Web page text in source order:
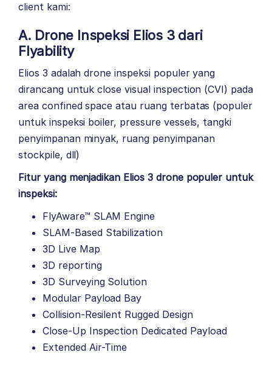
client kami:
A. Drone Inspeksi Elios 3 dari
Flyability
Elios 3 adalah drone inspeksi populer yang
dirancang untuk close visual inspection (CVI) pada
area confined space atau ruang terbatas (populer
untuk inspeksi boiler, pressure vessels, tangki
penyimpanan minyak, ruang penyimpanan
stockpile, dll)
Fitur yang menjadikan Elios 3 drone populer untuk
inspeksi:
FlyAware™ SLAM Engine
SLAM-Based Stabilization
3D Live Map
3D reporting
3D Surveying Solution
Modular Payload Bay
Collision-Resilent Rugged Design
Close-Up Inspection Dedicated Payload
Extended Air-Time